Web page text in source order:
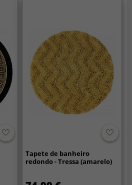
Tapete de banheiro
redondo - Tressa (amarelo)